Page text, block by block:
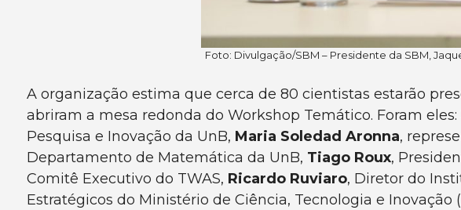
Foto: Divulgação/SBM – Presidente da SBM,
A organização estima que cerca de 80 cientistas estarão
abriram a mesa redonda do Workshop Temático. Foram eles:
Pesquisa e Inovação da UnB, Maria Soledad Aronna,
Departamento de Matemática da UnB, Tiago Roux,
Comitê Executivo do TWAS, Ricardo Ruviaro, Diretor do
Estratégicos do Ministério de Ciência, Tecnologia e Inovação